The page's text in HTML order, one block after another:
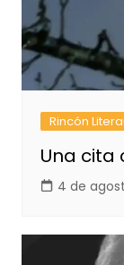
Rincón
Una cita
4 de